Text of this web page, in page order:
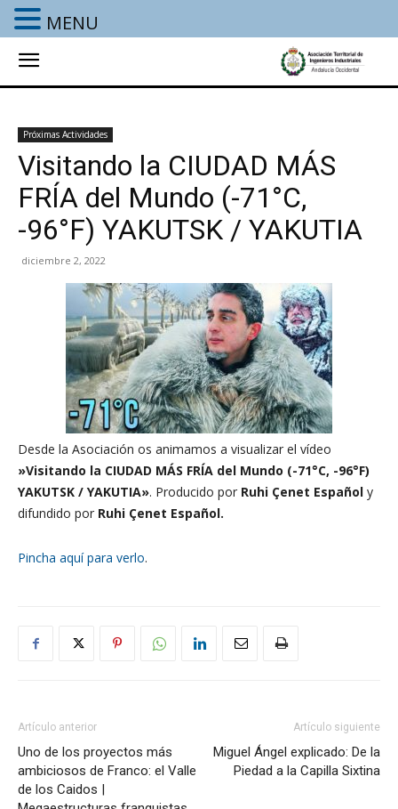
Próximas Actividades
Visitando la CIUDAD MÁS
FRÍA del Mundo (-71°C,
-96°F) YAKUTSK / YAKUTIA
diciembre 2, 2022
Desde la Asociación os animamos a visualizar el vídeo
»Visitando la CIUDAD MÁS FRÍA del Mundo (-71°C, -96°F)
YAKUTSK / YAKUTIA». Producido por Ruhi Çenet Español y
difundido por Ruhi Çenet Español.
Pincha aquí para verlo.
Artículo anterior
Uno de los proyectos más
ambiciosos de Franco: el Valle
de los Caidos |
Artículo siguiente
Miguel Ángel explicado: De la
Piedad a la Capilla Sixtina
MENU